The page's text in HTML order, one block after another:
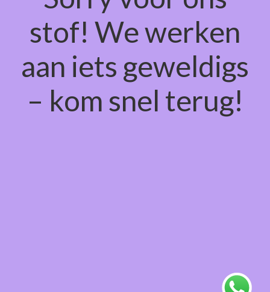
stof! We werken
aan iets geweldigs
– kom snel terug!